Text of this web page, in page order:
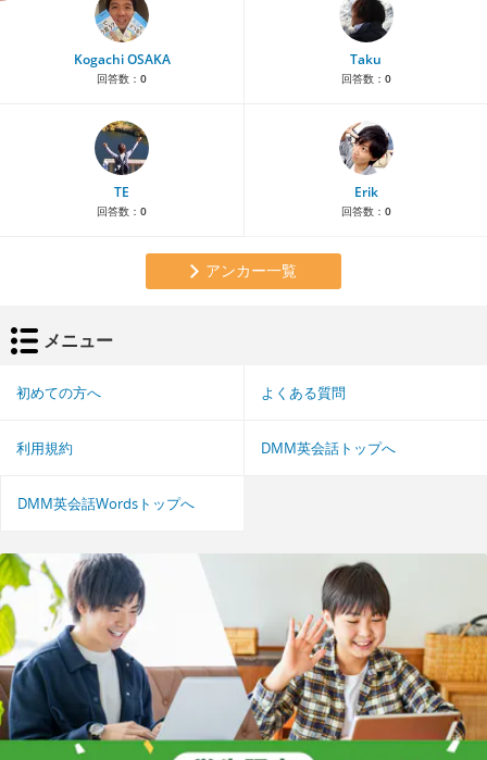
Kogachi OSAKA
回答数： 0
Taku
回答数： 0
TE
回答数： 0
Erik
回答数： 0
アンカー一覧
メニュー
初めての方へ よくある質問
利用規約 DMM英会話トップへ
DMM英会話Wordsトップへ